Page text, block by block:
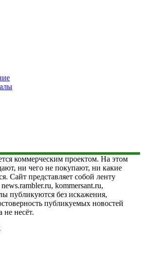
коммерческим проектом. На этом
ни чего не покупают, ни какие
Сайт представляет собой ленту
kommersant.ru,
публикуются без искажения,
публикуемых новостей
не несёт.